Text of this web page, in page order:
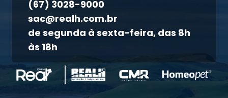
Atendimento ao titular
Canal de ética
(67) 3028-9000
sac@realh.com.br
de segunda à sexta-feira, das 8h
às 18h